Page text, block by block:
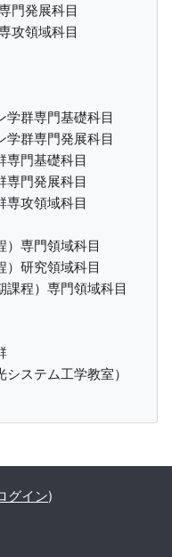
門発展科目
攻領域科目
学群専門基礎科目
学群専門発展科目
専門基礎科目
専門発展科目
専攻領域科目
）専門領域科目
）研究領域科目
課程）専門領域科目
ステム工学教室）
グイン)